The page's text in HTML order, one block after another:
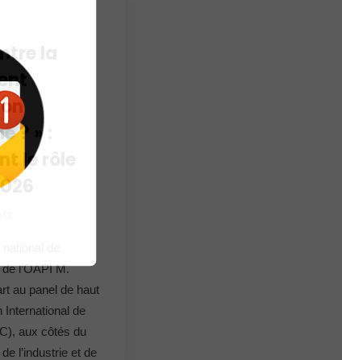
la
? » :
le rôle
l’OAPI M.
au panel de haut
International de
aux côtés du
l’industrie et de